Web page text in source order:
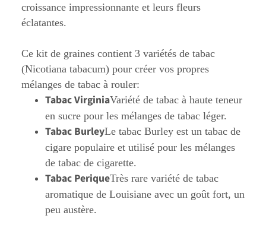
croissance impressionnante et leurs fleurs
éclatantes.
Ce kit de graines contient 3 variétés de tabac
(Nicotiana tabacum) pour créer vos propres
mélanges de tabac à rouler:
Tabac VirginiaVariété de tabac à haute teneur
en sucre pour les mélanges de tabac léger.
Tabac BurleyLe tabac Burley est un tabac de
cigare populaire et utilisé pour les mélanges
de tabac de cigarette.
Tabac PeriqueTrès rare variété de tabac
aromatique de Louisiane avec un goût fort, un
peu austère.